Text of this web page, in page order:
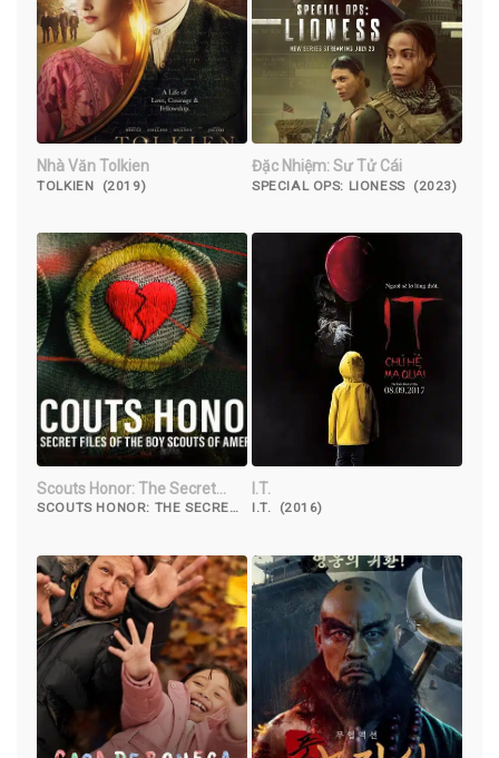
Nhà Văn Tolkien
TOLKIEN (2019)
Đặc Nhiệm: Sư Tử Cái
SPECIAL OPS: LIONESS (2023)
Scouts Honor: The Secret
Files of the Boy Scouts of
SCOUTS HONOR: THE SECRET
I.T.
I.T. (2016)